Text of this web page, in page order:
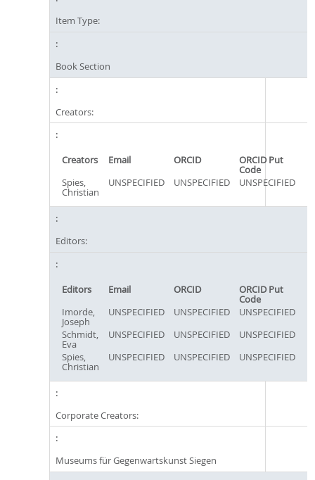
Item Type:
Book Section
Creators:
Creators Email ORCID ORCID Put
Code
Spies,
Christian
UNSPECIFIED UNSPECIFIED UNSPECIFIED
Editors:
Editors Email ORCID ORCID Put
Code
Imorde,
Joseph
UNSPECIFIED UNSPECIFIED
UNSPECIFIED
Schmidt,
Eva
UNSPECIFIED UNSPECIFIED
UNSPECIFIED
Spies,
Christian
UNSPECIFIED UNSPECIFIED UNSPECIFIED
Corporate Creators:
Museums für Gegenwartskunst Siegen